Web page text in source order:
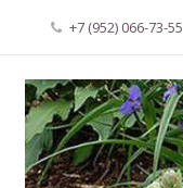
+7 (952) 066-73-55
Главная
О нас
Новости